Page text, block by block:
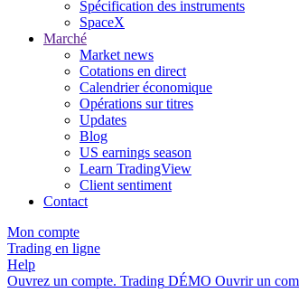
Spécification des instruments
SpaceX
Marché
Market news
Cotations en direct
Calendrier économique
Opérations sur titres
Updates
Blog
US earnings season
Learn TradingView
Client sentiment
Contact
Mon compte
Trading en ligne
Help
Ouvrez un compte. Trading DÉMO Ouvrir un